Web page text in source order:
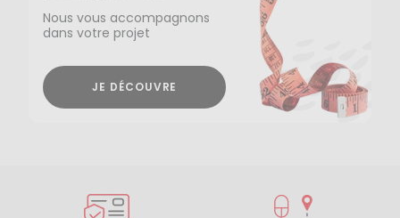
Nous vous accompagnons
dans votre projet
JE DÉCOUVRE